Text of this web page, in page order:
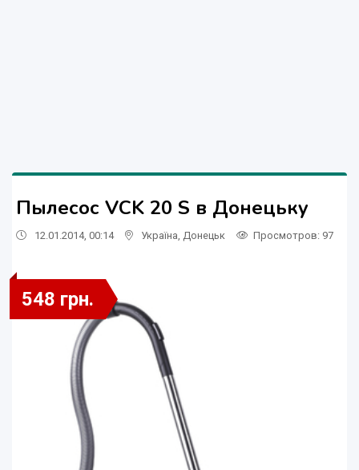
Пылесос VCK 20 S в Донецьку
12.01.2014, 00:14 Україна Донецьк Просмотров: 97
548 грн.